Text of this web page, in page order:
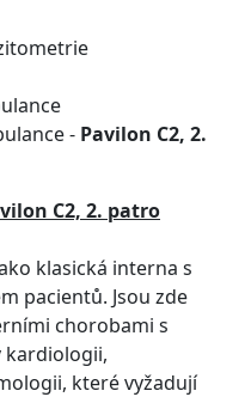
- Pavilon C2, 2.
C2, 2. patro
klasická interna s
pacientů. Jsou zde
chorobami s
kardiologii,
které vyžadují